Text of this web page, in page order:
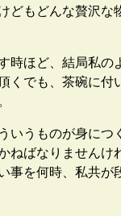
もどんな贅沢
ほど、結局私の
でも、茶碗に
うものが身につ
ばなりません
を何時、私共